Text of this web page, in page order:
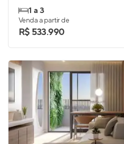
1 a 3
Venda a partir de
R$ 533.990